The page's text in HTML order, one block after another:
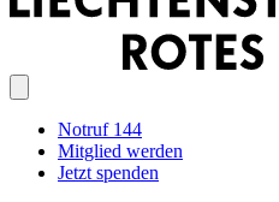
Notruf 144
Mitglied werden
Jetzt spenden